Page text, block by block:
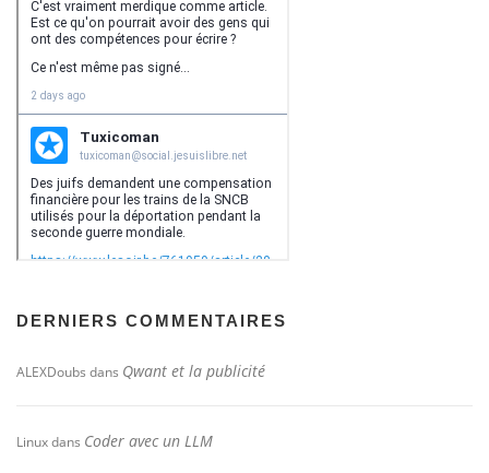
DERNIERS COMMENTAIRES
ALEXDoubs dans Qwant et la publicité
Linuxdans Coder avec un LLM